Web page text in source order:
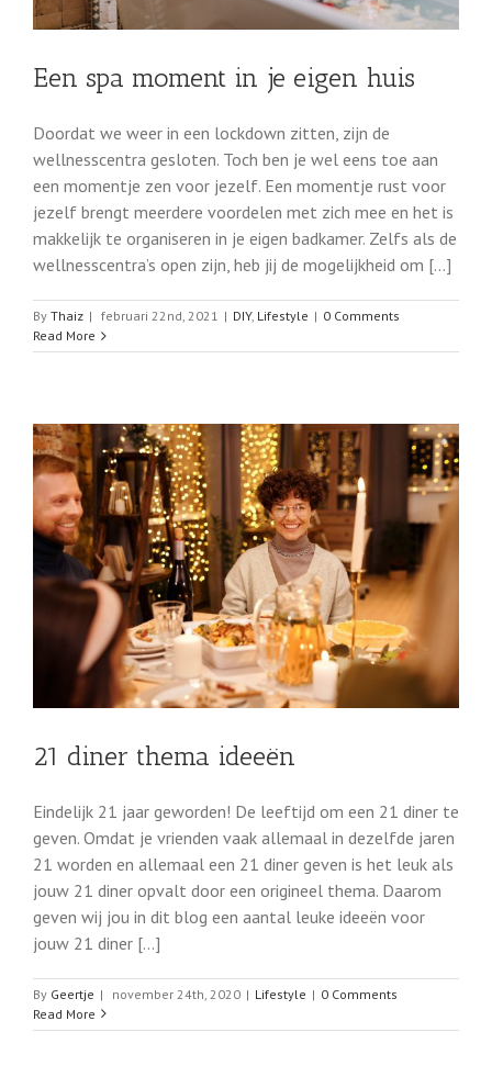
Een spa moment in je eigen huis
Doordat we weer in een lockdown zitten, zijn de
wellnesscentra gesloten. Toch ben je wel eens toe aan
een momentje zen voor jezelf. Een momentje rust voor
jezelf brengt meerdere voordelen met zich mee en het is
makkelijk te organiseren in je eigen badkamer. Zelfs als de
wellnesscentra’s open zijn, heb jij de mogelijkheid om [...]
By Thaiz | februari 22nd, 2021 | DIY, Lifestyle | 0 Comments
Read More
21 diner thema ideeën
Eindelijk 21 jaar geworden! De leeftijd om een 21 diner te
geven. Omdat je vrienden vaak allemaal in dezelfde jaren
21 worden en allemaal een 21 diner geven is het leuk als
jouw 21 diner opvalt door een origineel thema. Daarom
geven wij jou in dit blog een aantal leuke ideeën voor
jouw 21 diner [...]
By Geertje | november 24th, 2020 | Lifestyle | 0 Comments
Read More